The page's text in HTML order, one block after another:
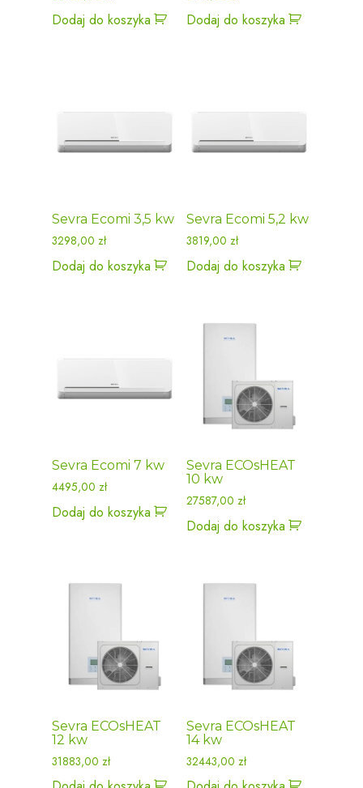
Dodaj do koszyka Dodaj do koszyka
Sevra Ecomi 3,5 kw
3298,00 zł
Dodaj do koszyka
Sevra Ecomi 5,2 kw
3819,00zł
Dodaj do koszyka
Sevra Ecomi 7 kw
4495,00 zł
Dodaj do koszyka
Sevra ECOsHEAT
10 kw
27587,00zł
Dodaj do koszyka
Sevra ECOsHEAT
12 kw
31883,00 zł
Sevra ECOsHEAT
14 kw
32443,00zł